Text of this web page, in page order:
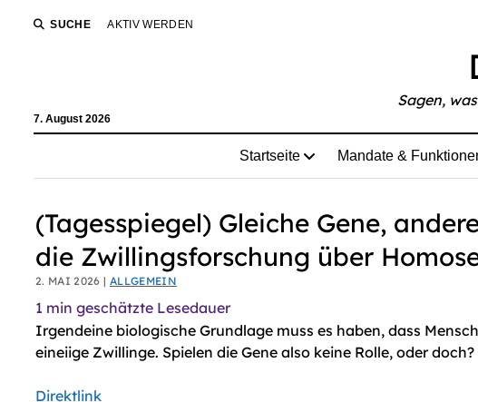
SUCHE AKTIV WERDEN
7. August 2026
Sagen,
Startseite Mandate &
(Tagesspiegel) Gleiche Gene,
die Zwillingsforschung über
2. MAI 2026 | ALLGEMEIN
1 min geschätzte Lesedauer
Irgendeine biologische Grundlage muss es haben, dass
eineiige Zwillinge. Spielen die Gene also keine Rolle, oder doch?
Direktlink